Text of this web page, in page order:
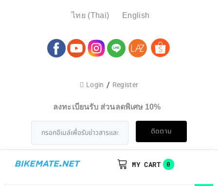
ไทย (Thai) English
ลงทะเบียนรับ ส่วนลดพิเศษ 10%
ติดตาม
Login / Register
MY CART 0